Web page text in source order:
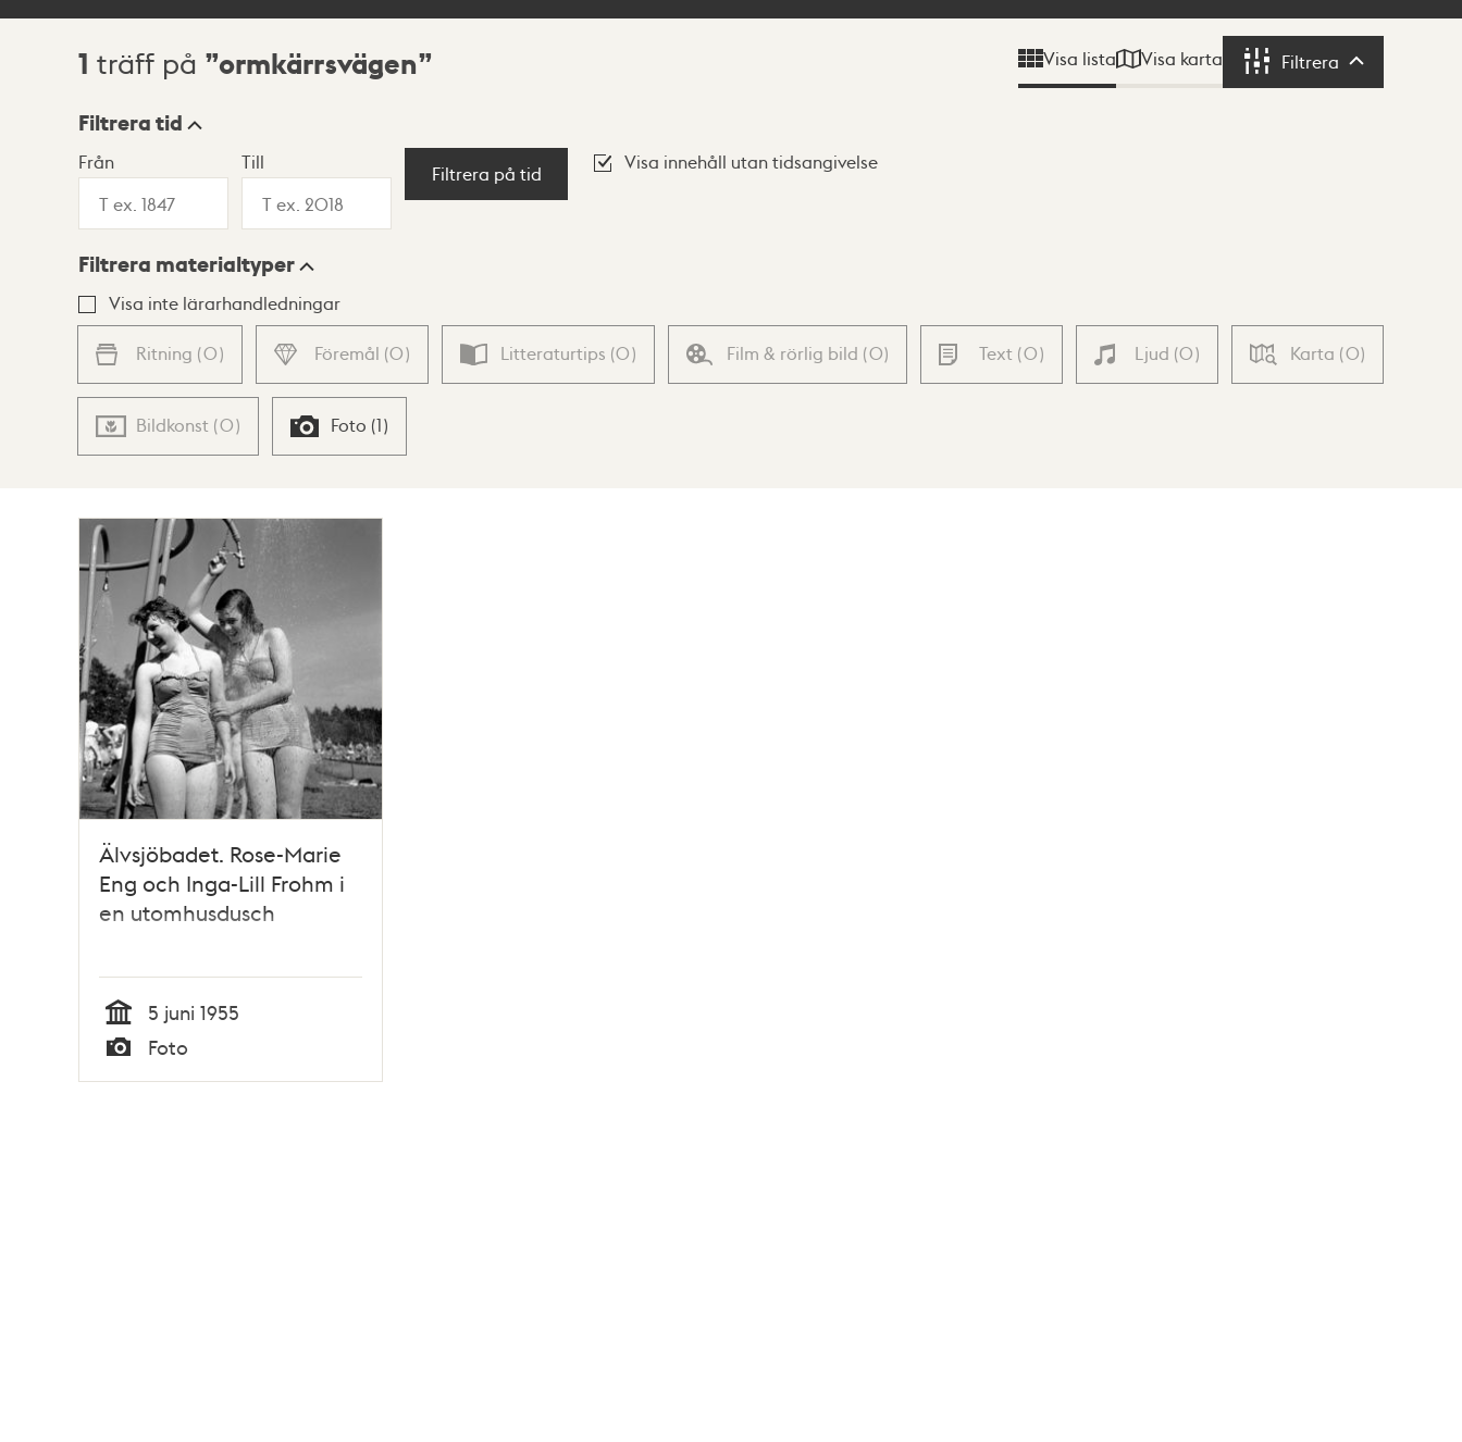
Sökresultat
1 träff på ormkärrsvägen Visa lista Visa karta Filtrera Filtrera
Visningsläge
Lista Karta
Filtrera tid
Från Till
Filtrera på tid
Visa innehåll utan tidsangivelse
Filtrera materialtyper
Visa inte lärarhandledningar
Ritning (0) Föremål (0) Litteraturtips (0) Film & rörlig bild (0) Text (0) Ljud (0) Karta (0)
Bildkonst (0) Foto (1)
Älvsjöbadet. Rose-Marie
Eng och Inga-Lill Frohm i
en utomhusdusch
Tid
5 juni 1955
Typ
Foto